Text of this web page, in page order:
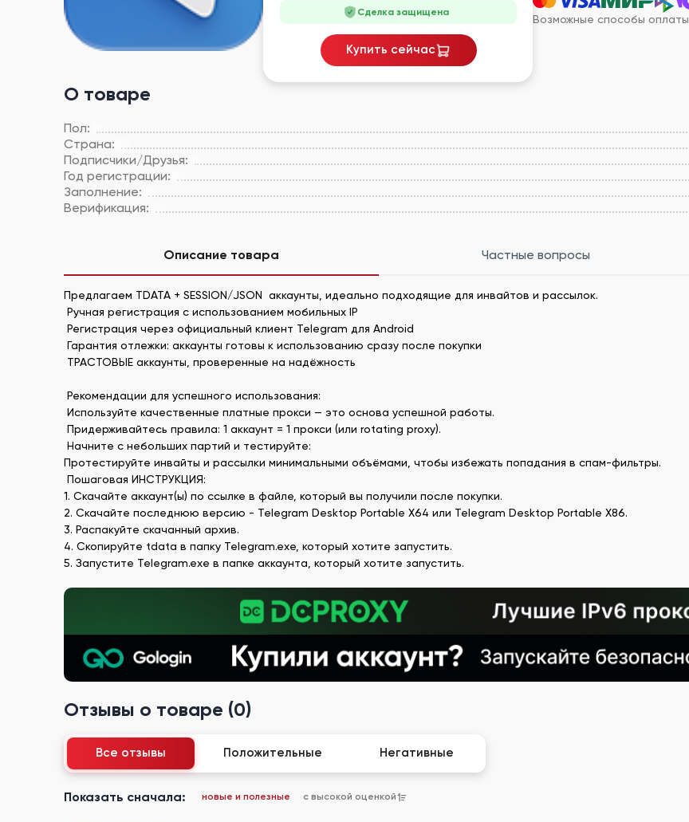
Возможные способы оплаты
О товаре
Пол:
Страна:
Подписчики/Друзья:
Год регистрации:
Заполнение:
Верификация:
Сделка защищена
Купить сейчас
Описание товара Частные вопросы
Предлагаем TDATA + SESSION/JSON аккаунты, идеально подходящие для инвайтов и рассылок.
Ручная регистрация с использованием мобильных IP
Регистрация через официальный клиент Telegram для Android
Гарантия отлежки: аккаунты готовы к использованию сразу после покупки
ТРАСТОВЫЕ аккаунты, проверенные на надёжность
Рекомендации для успешного использования:
Используйте качественные платные прокси — это основа успешной работы.
Придерживайтесь правила: 1 аккаунт = 1 прокси (или rotating proxy).
Начните с небольших партий и тестируйте:
Протестируйте инвайты и рассылки минимальными объёмами, чтобы избежать попадания в спам-фильтры.
Пошаговая ИНСТРУКЦИЯ:
1. Скачайте аккаунт(ы) по ссылке в файле, который вы получили после покупки.
2. Скачайте последнюю версию - Telegram Desktop Portable X64 или Telegram Desktop Portable X86.
3. Распакуйте скачанный архив.
4. Скопируйте tdata в папку Telegram.exe, который хотите запустить.
5. Запустите Telegram.exe в папке аккаунта, который хотите запустить.
Отзывы о товаре (0)
Все отзывы Положительные Негативные
Показать сначала: новые и полезные с высокой оценкой